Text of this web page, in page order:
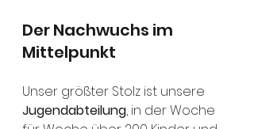
Der Nachwuchs im
Mittelpunkt
Unser größter Stolz ist unsere
Jugendabteilung, in der Woche